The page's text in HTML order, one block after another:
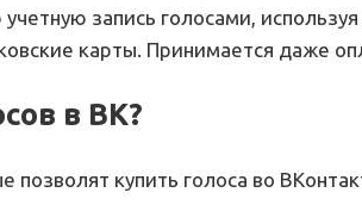
запись голосами,
карты. Принимается даже
в ВК?
позволят купить голоса во